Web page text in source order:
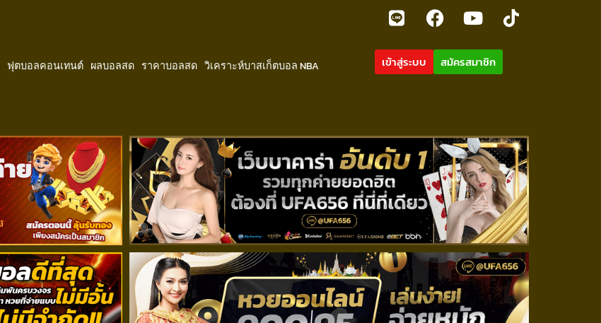
ฟุตบอลคอนเทนต์ ผลบอลสด ราคาบอลสด วิเคราะห์บาสเก็ตบอล NBA เข้าสู่ระบบ สมัครสมาชิก